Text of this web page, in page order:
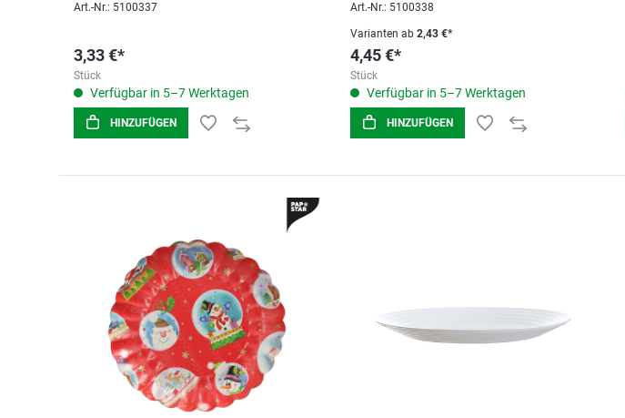
Art.-Nr.: 5100337
3,33 €*
Stück
Verfügbar in 5–7 Werktagen
HINZUFÜGEN
Art.-Nr.: 5100338
Varianten ab2,43 €*
4,45 €*
Stück
Verfügbar in 5–7 Werktagen
HINZUFÜGEN